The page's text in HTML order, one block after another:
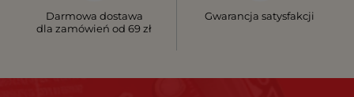
Darmowa dostawa
dla zamówień od 69 zł
Gwarancja satysfakcji